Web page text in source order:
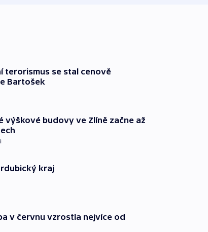
terorismus se stal cenově
Bartošek
výškové budovy ve Zlíně začne až
kraj
v červnu vzrostla nejvíce od